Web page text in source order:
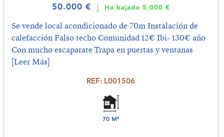
50.000 € Ha bajado 5.000 €
Se vende local acondicionado de 70m Instalación de
calefacción Falso techo Comunidad 12€ Ibi- 130€ año
Con mucho escaparate Trapa en puertas y ventanas
[Leer Más]
REF: L001506
70 M²